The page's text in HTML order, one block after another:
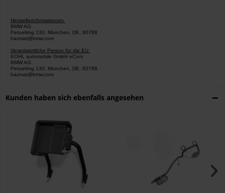
Herstellerinformationen
BMW AG
Petuelring 130, München, DE, 80788
hazmat@bmw.com
Verantwortliche Person für die EU
KOHL automobile GmbH eCom
BMW AG
Petuelring 130, München, DE, 80788
hazmat@bmw.com
Kunden haben sich ebenfalls angesehen